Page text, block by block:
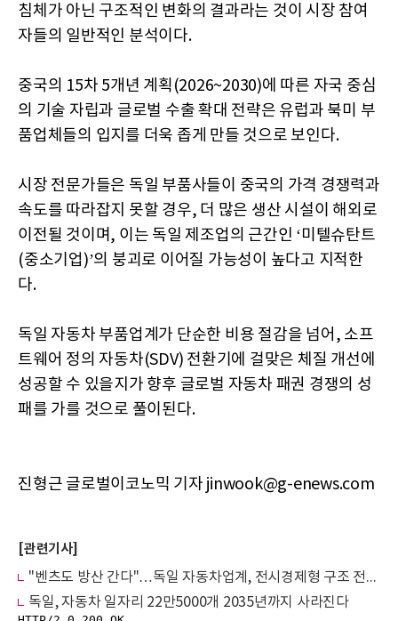
침체가 아닌 구조적인 변화의 결과라는 것이 시장 참여
자들의 일반적인 분석이다.
중국의 15차 5개년 계획(2026~2030)에 따른 자국 중심
의 기술 자립과 글로벌 수출 확대 전략은 유럽과 북미 부
품업체들의 입지를 더욱 좁게 만들 것으로 보인다.
시장 전문가들은 독일 부품사들이 중국의 가격 경쟁력과
속도를 따라잡지 못할 경우, 더 많은 생산 시설이 해외로
이전될 것이며, 이는 독일 제조업의 근간인 ‘미텔슈탄트
(중소기업)’의 붕괴로 이어질 가능성이 높다고 지적한
다.
독일 자동차 부품업계가 단순한 비용 절감을 넘어, 소프
트웨어 정의 자동차(SDV) 전환기에 걸맞은 체질 개선에
성공할 수 있을지가 향후 글로벌 자동차 패권 경쟁의 성
패를 가를 것으로 풀이된다.
진형근 글로벌이코노믹 기자 jinwook@g-enews.com
[관련기사]
"벤츠도 방산 간다"…독일 자동차업계, 전시경제형 구조 전환 본격화
독일, 자동차 일자리 22만5000개 2035년까지 사라진다